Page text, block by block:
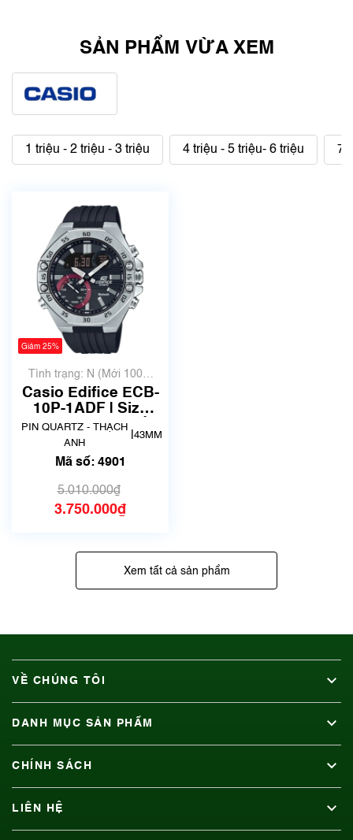
SẢN PHẨM VỪA XEM
1 triệu - 2 triệu - 3 triệu 4 triệu - 5 triệu- 6 triệu 7
Giảm 25%
Tình trạng: N (Mới 100%
chưa qua sử dụng)
Casio Edifice ECB-
10P-1ADF | Size
43.5mm | Mã số
4901
PIN QUARTZ - THẠCH
ANH
43MM
Mã số: 4901
5.010.000₫
3.750.000₫
Xem tất cả sản phẩm
VỀ CHÚNG TÔI
DANH MỤC SẢN PHẨM
CHÍNH SÁCH
LIÊN HỆ